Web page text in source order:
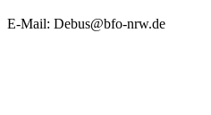
E-Mail: Debus@bfo-nrw.de